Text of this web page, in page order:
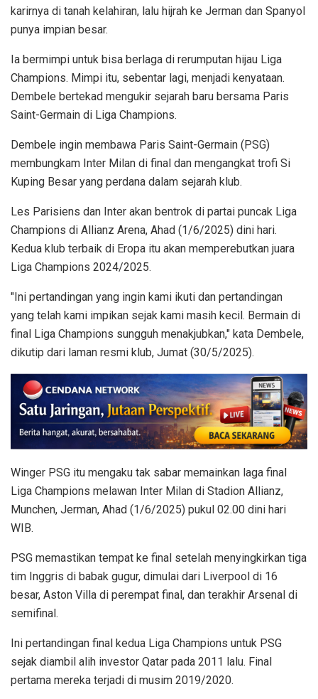
karirnya di tanah kelahiran, lalu hijrah ke Jerman dan Spanyol
punya impian besar.
Ia bermimpi untuk bisa berlaga di rerumputan hijau Liga
Champions. Mimpi itu, sebentar lagi, menjadi kenyataan.
Dembele bertekad mengukir sejarah baru bersama Paris
Saint-Germain di Liga Champions.
Dembele ingin membawa Paris Saint-Germain (PSG)
membungkam Inter Milan di final dan mengangkat trofi Si
Kuping Besar yang perdana dalam sejarah klub.
Les Parisiens dan Inter akan bentrok di partai puncak Liga
Champions di Allianz Arena, Ahad (1/6/2025) dini hari.
Kedua klub terbaik di Eropa itu akan memperebutkan juara
Liga Champions 2024/2025.
"Ini pertandingan yang ingin kami ikuti dan pertandingan
yang telah kami impikan sejak kami masih kecil. Bermain di
final Liga Champions sungguh menakjubkan," kata Dembele,
dikutip dari laman resmi klub, Jumat (30/5/2025).
Winger PSG itu mengaku tak sabar memainkan laga final
Liga Champions melawan Inter Milan di Stadion Allianz,
Munchen, Jerman, Ahad (1/6/2025) pukul 02.00 dini hari
WIB.
PSG memastikan tempat ke final setelah menyingkirkan tiga
tim Inggris di babak gugur, dimulai dari Liverpool di 16
besar, Aston Villa di perempat final, dan terakhir Arsenal di
semifinal.
Ini pertandingan final kedua Liga Champions untuk PSG
sejak diambil alih investor Qatar pada 2011 lalu. Final
pertama mereka terjadi di musim 2019/2020.